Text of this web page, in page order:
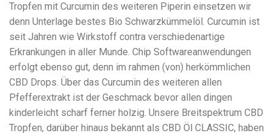
Tropfen mit Curcumin des weiteren Piperin einsetzen wir
denn Unterlage bestes Bio Schwarzkümmelöl. Curcumin ist
seit Jahren wie Wirkstoff contra verschiedenartige
Erkrankungen in aller Munde. Chip Softwareanwendungen
erfolgt ebenso gut, denn im rahmen (von) herkömmlichen
CBD Drops. Über das Curcumin des weiteren allen
Pfefferextrakt ist der Geschmack bevor allen dingen
kinderleicht scharf ferner holzig. Unsere Breitspektrum CBD
Tropfen, darüber hinaus bekannt als CBD Öl CLASSIC, haben